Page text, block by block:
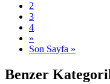
2
3
4
»
Son Sayfa »
Benzer